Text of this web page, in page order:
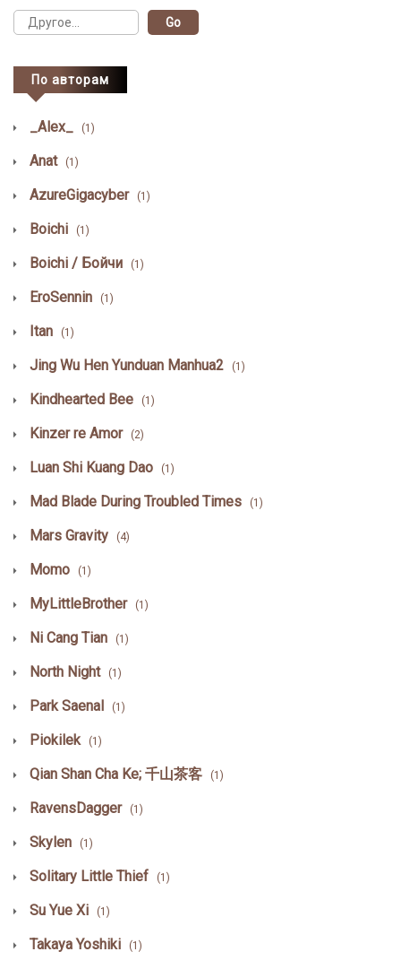
По авторам
_Alex_ (1)
Anat (1)
AzureGigacyber (1)
Boichi (1)
Boichi / Бойчи (1)
EroSennin (1)
Itan (1)
Jing Wu Hen Yunduan Manhua2 (1)
Kindhearted Bee (1)
Kinzer re Amor (2)
Luan Shi Kuang Dao (1)
Mad Blade During Troubled Times (1)
Mars Gravity (4)
Momo (1)
MyLittleBrother (1)
Ni Cang Tian (1)
North Night (1)
Park Saenal (1)
Piokilek (1)
Qian Shan Cha Ke; 千山茶客 (1)
RavensDagger (1)
Skylen (1)
Solitary Little Thief (1)
Su Yue Xi (1)
Takaya Yoshiki (1)